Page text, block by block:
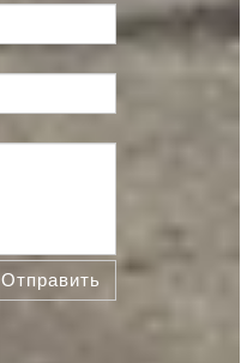
Отправить